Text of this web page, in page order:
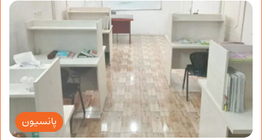
پانسیون